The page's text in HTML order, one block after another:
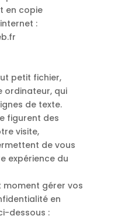
en copie
:
petit fichier,
ordinateur, qui
de texte.
figurent des
visite,
de vous
expérience du
moment gérer vos
en
dessous :